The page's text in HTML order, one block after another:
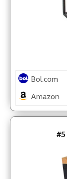
Bol.com
Amazon
#5